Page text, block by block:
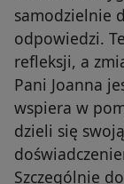
samodzielnie
odpowiedzi.
refleksji, a
Pani Joanna
wspiera w
dzieli się
Szczególnie